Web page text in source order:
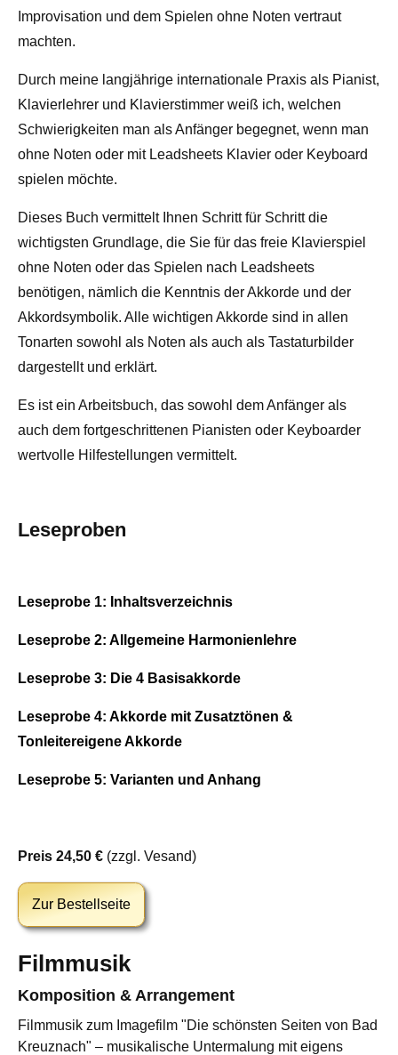
Improvisation und dem Spielen ohne Noten vertraut
machten.
Durch meine langjährige internationale Praxis als Pianist,
Klavierlehrer und Klavierstimmer weiß ich, welchen
Schwierigkeiten man als Anfänger begegnet, wenn man
ohne Noten oder mit Leadsheets Klavier oder Keyboard
spielen möchte.
Dieses Buch vermittelt Ihnen Schritt für Schritt die
wichtigsten Grundlage, die Sie für das freie Klavierspiel
ohne Noten oder das Spielen nach Leadsheets
benötigen, nämlich die Kenntnis der Akkorde und der
Akkordsymbolik. Alle wichtigen Akkorde sind in allen
Tonarten sowohl als Noten als auch als Tastaturbilder
dargestellt und erklärt.
Es ist ein Arbeitsbuch, das sowohl dem Anfänger als
auch dem fortgeschrittenen Pianisten oder Keyboarder
wertvolle Hilfestellungen vermittelt.
Leseproben
Leseprobe 1: Inhaltsverzeichnis
Leseprobe 2: Allgemeine Harmonienlehre
Leseprobe 3: Die 4 Basisakkorde
Leseprobe 4: Akkorde mit Zusatztönen &
Tonleitereigene Akkorde
Leseprobe 5: Varianten und Anhang
Preis 24,50 € (zzgl. Vesand)
Zur Bestellseite
Filmmusik
Komposition & Arrangement
Filmmusik zum Imagefilm "Die schönsten Seiten von Bad
Kreuznach" – musikalische Untermalung mit eigens